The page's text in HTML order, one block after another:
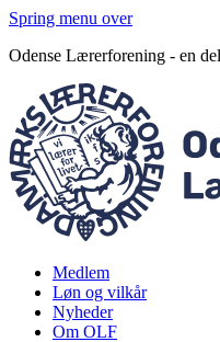
Spring menu over
Odense Lærerforening - en
Medlem
Løn og vilkår
Nyheder
Om OLF